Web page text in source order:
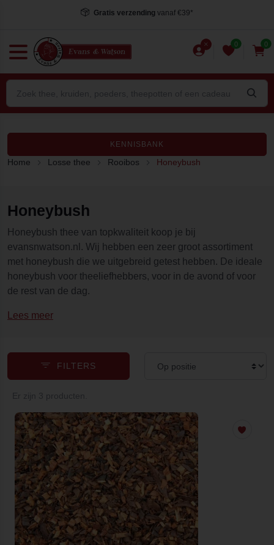
Gratis verzending vanaf €39*
0 0
KENNISBANK
Home Losse thee Rooibos Honeybush
Honeybush
Honeybush thee van topkwaliteit koop je bij
evansnwatson.nl. Wij hebben een zeer groot assortiment
met honeybush die we uitgebreid getest hebben. De ideale
honeybush voor theeliefhebbers, voor in de avond of voor
de rest van de dag.
Lees meer
FILTERS